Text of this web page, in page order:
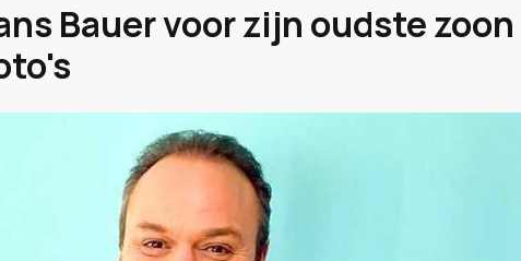
Bauer voor zijn oudste zoon